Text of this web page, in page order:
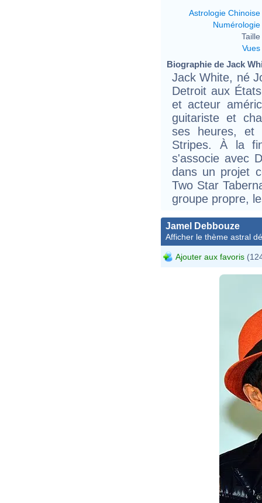
Astrologie Chinoise
Numérologie
Taille
Vues
Biographie de Jack
Jack White, né
Detroit aux
et acteur
guitariste et
ses heures, et
Stripes. À la
s'associe avec
dans un projet
Two Star
groupe propre,
Jamel Debbouze
Afficher le thème astral
Ajouter aux favoris